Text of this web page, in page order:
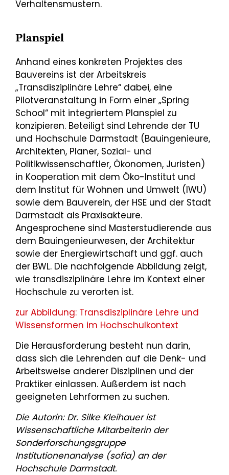
Verhaltensmustern.
Planspiel
Anhand eines konkreten Projektes des
Bauvereins ist der Arbeitskreis
„Transdisziplinäre Lehre“ dabei, eine
Pilotveranstaltung in Form einer „Spring
School“ mit integriertem Planspiel zu
konzipieren. Beteiligt sind Lehrende der TU
und Hochschule Darmstadt (Bauingenieure,
Architekten, Planer, Sozial- und
Politikwissenschaftler, Ökonomen, Juristen)
in Kooperation mit dem Öko-Institut und
dem Institut für Wohnen und Umwelt (IWU)
sowie dem Bauverein, der HSE und der Stadt
Darmstadt als Praxisakteure.
Angesprochene sind Masterstudierende aus
dem Bauingenieurwesen, der Architektur
sowie der Energiewirtschaft und ggf. auch
der BWL. Die nachfolgende Abbildung zeigt,
wie transdisziplinäre Lehre im Kontext einer
Hochschule zu verorten ist.
zur Abbildung: Transdisziplinäre Lehre und
Wissensformen im Hochschulkontext
Die Herausforderung besteht nun darin,
dass sich die Lehrenden auf die Denk- und
Arbeitsweise anderer Disziplinen und der
Praktiker einlassen. Außerdem ist nach
geeigneten Lehrformen zu suchen.
Die Autorin: Dr. Silke Kleihauer ist
Wissenschaftliche Mitarbeiterin der
Sonderforschungsgruppe
Institutionenanalyse (sofia) an der
Hochschule Darmstadt.